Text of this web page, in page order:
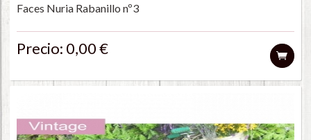
Faces Nuria Rabanillo nº3
Precio: 0,00 €